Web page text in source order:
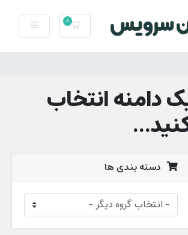
0
کارت خرید
دامنه انتخاب
دسته بندی ها